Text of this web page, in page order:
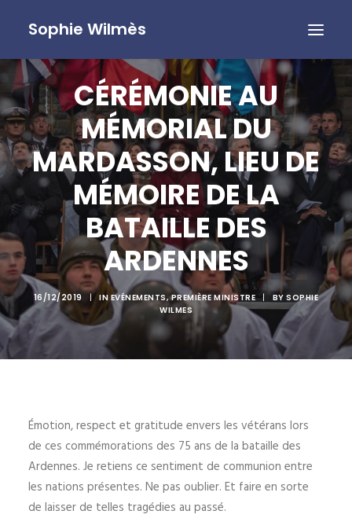
Sophie Wilmès
CÉRÉMONIE AU
MÉMORIAL DU
MARDASSON, LIEU DE
MÉMOIRE DE LA
BATAILLE DES
ARDENNES
16/12/2019 | INEVÉNEMENTS,PREMIÈRE MINISTRE | BYSOPHIE
WILMES
Émotion, respect et gratitude envers les vétérans lors
de ces commémorations des 75 ans de la bataille des
Ardennes. Je retiens ce sentiment de communion entre
les nations présentes. Ne pas oublier. Et faire en sorte
de laisser de telles tragédies au passé.